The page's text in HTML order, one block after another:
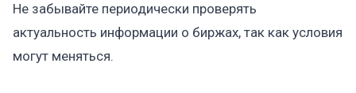
Не забывайте периодически проверять
актуальность информации о биржах, так как условия
могут меняться.